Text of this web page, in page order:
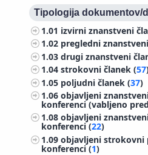
Tipologija dokumentov/
1.01 izvirni znanstveni
1.02 pregledni
1.03drugi znanstveni
1.04strokovni članek (57
1.05 poljudni članek (37)
1.06objavljeni
konferenci (vabljeno
1.08objavljeni
konferenci (22)
1.09objavljeni strokovni
konferenci (1)